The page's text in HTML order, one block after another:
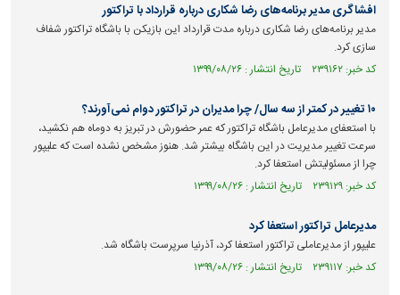
افشاگری مدیر برنامه‌های رضا شکاری درباره قرارداد با تراکتور
مدیر برنامه‌های رضا شکاری درباره مدت قرارداد این بازیکن با باشگاه تراکتور شفاف
سازی کرد.
کد خبر: ۲۳۹۱۶۲ تاریخ انتشار : ۱۳۹۹/۰۸/۲۶
۱۰ تغییر در کمتر از سه سال/ چرا مدیران در تراکتور دوام نمی‌آورند؟
با استعفای مدیرعامل باشگاه تراکتور که عمر حضورش در تبریز به دوماه هم نکشید،
سرعت تغییر مدیریت در این باشگاه بیشتر شد. هنوز مشخص نشده است که علیپور
چرا از مسئولیتش استعفا کرد.
کد خبر: ۲۳۹۱۲۹ تاریخ انتشار : ۱۳۹۹/۰۸/۲۶
مدیرعامل تراکتور استعفا کرد
علیپور از مدیرعاملی تراکتور استعفا کرد، آذرنیا سرپرست باشگاه شد.
کد خبر: ۲۳۹۱۱۷ تاریخ انتشار : ۱۳۹۹/۰۸/۲۶